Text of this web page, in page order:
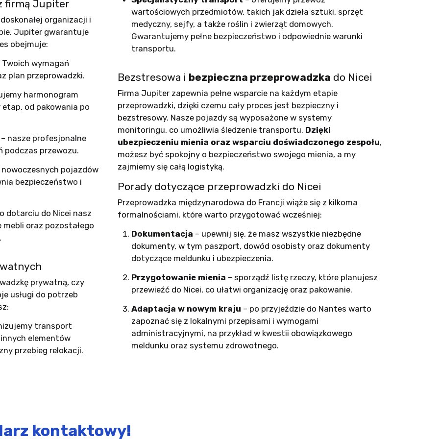
firmą Jupiter
organizacji i
Jupiter gwarantuje
obejmuje:
wymagań
plan przeprowadzki.
harmonogram
od pakowania po
nasze profesjonalne
podczas przewozu.
pojazdów
bezpieczeństwo i
dotarciu do Nicei nasz
mebli oraz pozostałego
prywatną, czy
usługi do potrzeb
transport
elementów
przebieg relokacji.
wartościowych przedmiotów, takich jak dzieła sztuki, sprzęt
medyczny, sejfy, a także roślin i zwierząt domowych.
Gwarantujemy pełne bezpieczeństwo i odpowiednie warunki
transportu.
Bezstresowa i bezpieczna przeprowadzka do Nicei
Firma Jupiter zapewnia pełne wsparcie na każdym etapie
przeprowadzki, dzięki czemu cały proces jest bezpieczny i
bezstresowy. Nasze pojazdy są wyposażone w systemy
monitoringu, co umożliwia śledzenie transportu. Dzięki
ubezpieczeniu mienia oraz wsparciu doświadczonego zespołu,
możesz być spokojny o bezpieczeństwo swojego mienia, a my
zajmiemy się całą logistyką.
Porady dotyczące przeprowadzki do Nicei
Przeprowadzka międzynarodowa do Francji wiąże się z kilkoma
formalnościami, które warto przygotować wcześniej:
Dokumentacja – upewnij się, że masz wszystkie niezbędne
dokumenty, w tym paszport, dowód osobisty oraz dokumenty
dotyczące meldunku i ubezpieczenia.
Przygotowanie mienia – sporządź listę rzeczy, które planujesz
przewieźć do Nicei, co ułatwi organizację oraz pakowanie.
Adaptacja w nowym kraju – po przyjeździe do Nantes warto
zapoznać się z lokalnymi przepisami i wymogami
administracyjnymi, na przykład w kwestii obowiązkowego
meldunku oraz systemu zdrowotnego.
kontaktowy!